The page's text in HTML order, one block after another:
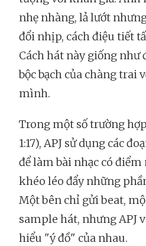
nhẹ nhàng, lả lướt
đổi nhịp, cách điệu tiết
Cách hát này giống như
bộc bạch của chàng trai
mình.
Trong một số trường
1:17), APJ sử dụng các
để làm bài nhạc có
khéo léo đẩy những
Một bên chỉ gửi beat,
sample hát, nhưng APJ
hiểu "ý đồ" của nhau.